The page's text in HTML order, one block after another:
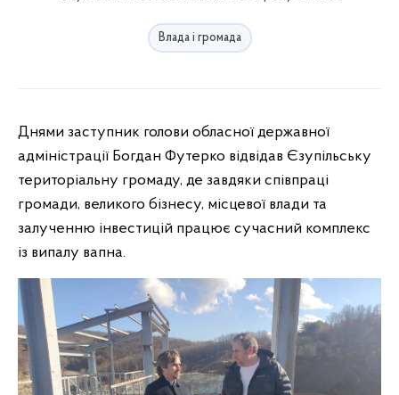
Влада і громада
Днями заступник голови обласної державної
адміністрації Богдан Футерко відвідав Єзупільську
територіальну громаду, де завдяки співпраці
громади, великого бізнесу, місцевої влади та
залученню інвестицій працює сучасний комплекс
із випалу вапна.